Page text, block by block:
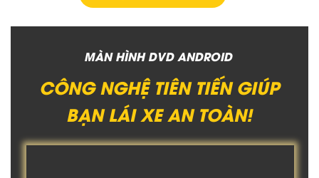
MÀN HÌNH DVD ANDROID
CÔNG NGHỆ TIÊN TIẾN GIÚP
BẠN LÁI XE AN TOÀN!